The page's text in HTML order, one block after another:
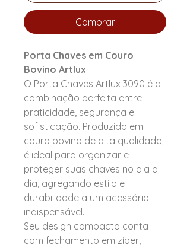
Comprar
Porta Chaves em Couro
Bovino Artlux
O Porta Chaves Artlux 3090 é a
combinação perfeita entre
praticidade, segurança e
sofisticação. Produzido em
couro bovino de alta qualidade,
é ideal para organizar e
proteger suas chaves no dia a
dia, agregando estilo e
durabilidade a um acessório
indispensável.
Seu design compacto conta
com fechamento em zíper,